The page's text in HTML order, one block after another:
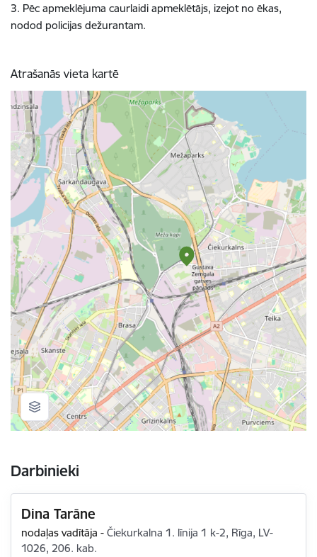
3. Pēc apmeklējuma caurlaidi apmeklētājs, izejot no ēkas,
nodod policijas dežurantam.
Atrašanās vieta kartē
Darbinieki
Dina Tarāne
nodaļas vadītāja -Čiekurkalna 1. līnija 1 k-2, Rīga, LV-
1026, 206. kab.